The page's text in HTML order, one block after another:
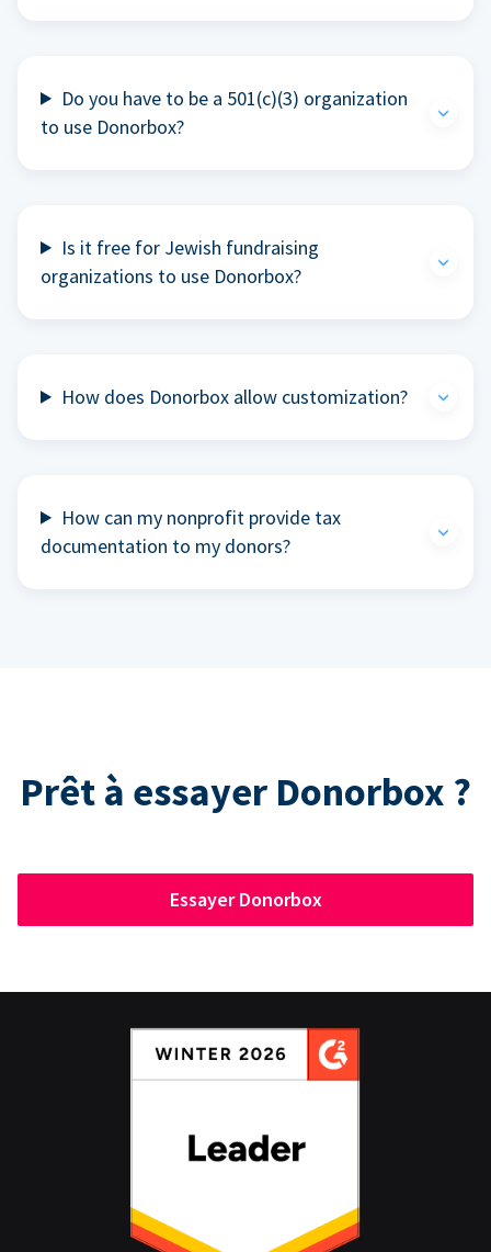
Do you have to be a 501(c)(3) organization
to use Donorbox?
Is it free for Jewish fundraising
organizations to use Donorbox?
How does Donorbox allow customization?
How can my nonprofit provide tax
documentation to my donors?
Prêt à essayer Donorbox ?
Essayer Donorbox